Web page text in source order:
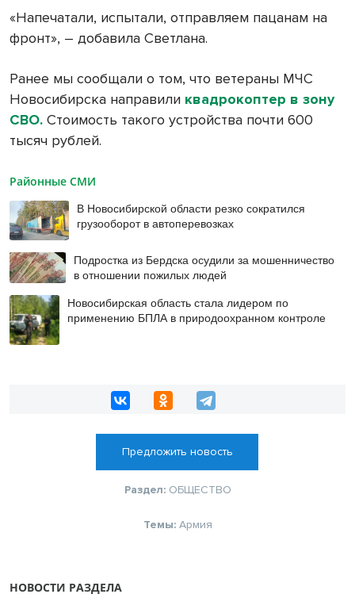
«Напечатали, испытали, отправляем пацанам на
фронт», – добавила Светлана.
Ранее мы сообщали о том, что ветераны МЧС
Новосибирска направили квадрокоптер в зону
СВО. Стоимость такого устройства почти 600
тысяч рублей.
Районные СМИ
В Новосибирской области резко сократился
грузооборот в автоперевозках
Подростка из Бердска осудили за мошенничество
в отношении пожилых людей
Новосибирская область стала лидером по
применению БПЛА в природоохранном контроле
Предложить новость
Раздел: ОБЩЕСТВО
Темы: Армия
НОВОСТИ РАЗДЕЛА